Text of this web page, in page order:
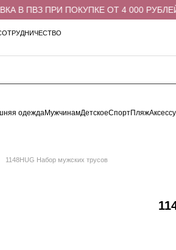
В ПВЗ ПРИ ПОКУПКЕ ОТ 4 000 РУБЛЕЙ
одеждаМужчинамДетскоеСпортПляж
1148HUG Набор мужских трусов